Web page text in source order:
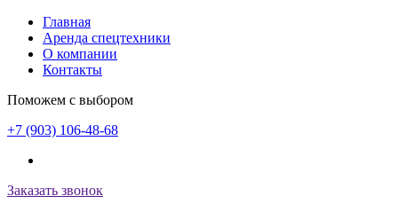
Главная
Аренда спецтехники
О компании
Контакты
Поможем с выбором
+7 (903) 106-48-68
Заказать звонок